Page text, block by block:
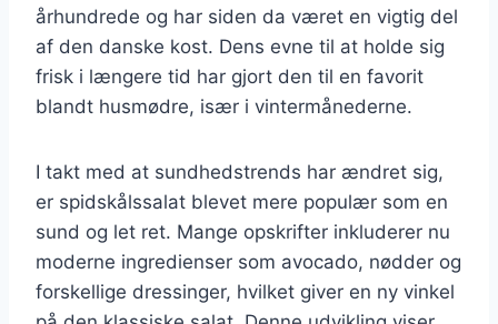
århundrede og har siden da været en vigtig del
af den danske kost. Dens evne til at holde sig
frisk i længere tid har gjort den til en favorit
blandt husmødre, især i vintermånederne.
I takt med at sundhedstrends har ændret sig,
er spidskålssalat blevet mere populær som en
sund og let ret. Mange opskrifter inkluderer nu
moderne ingredienser som avocado, nødder og
forskellige dressinger, hvilket giver en ny vinkel